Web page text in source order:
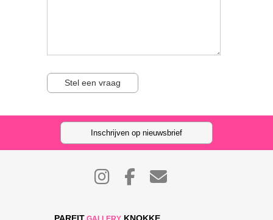
Stel een vraag
Inschrijven op nieuwsbrief